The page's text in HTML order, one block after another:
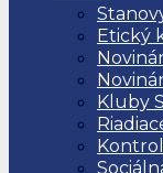
Etický
Kluby